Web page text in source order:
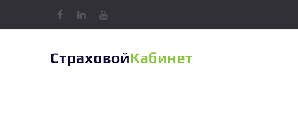
FacebookLinkedIn